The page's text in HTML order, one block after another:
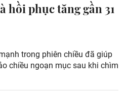
hồi phục tăng gần 31
trong phiên chiều đã giúp
chiều ngoạn mục sau khi chìm